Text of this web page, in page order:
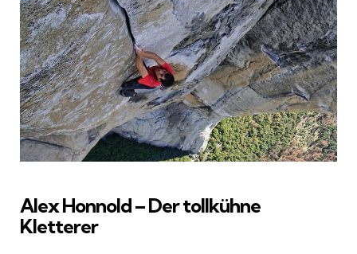
Alex Honnold – Der tollkühne
Kletterer